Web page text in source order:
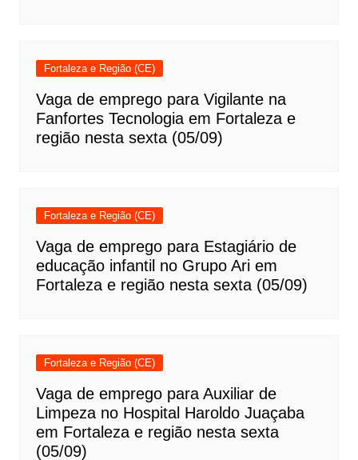
Fortaleza e Região (CE)
Vaga de emprego para Vigilante na
Fanfortes Tecnologia em Fortaleza e
região nesta sexta (05/09)
Fortaleza e Região (CE)
Vaga de emprego para Estagiário de
educação infantil no Grupo Ari em
Fortaleza e região nesta sexta (05/09)
Fortaleza e Região (CE)
Vaga de emprego para Auxiliar de
Limpeza no Hospital Haroldo Juaçaba
em Fortaleza e região nesta sexta
(05/09)